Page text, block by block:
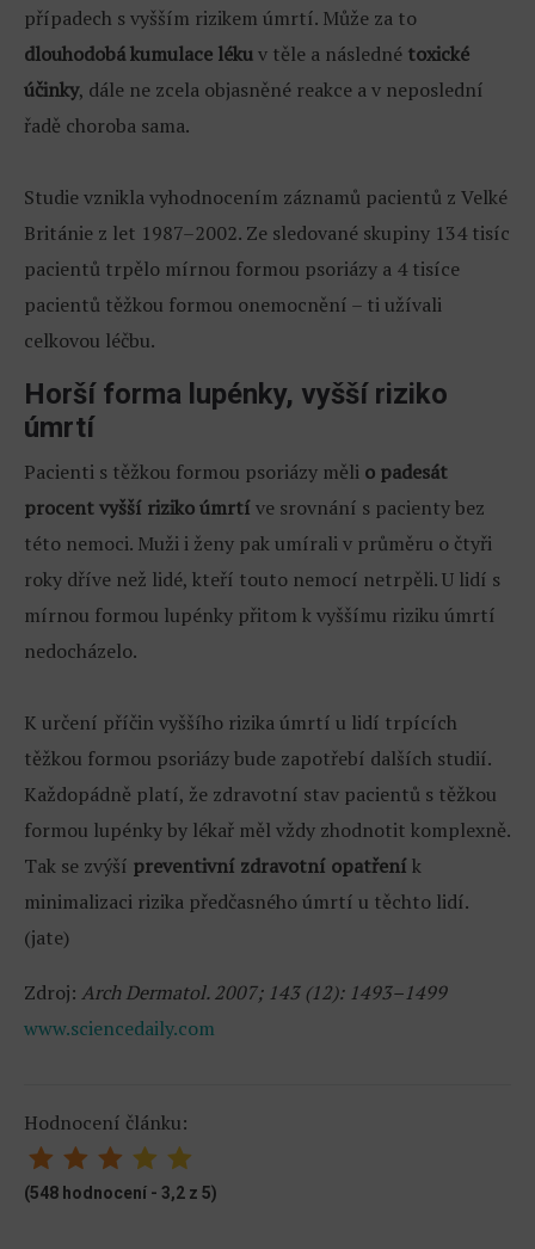
případech s vyšším rizikem úmrtí. Může za to
dlouhodobá kumulace lékuv těle a následné toxické
účinky, dále ne zcela objasněné reakce a v neposlední
řadě choroba sama.
Studie vznikla vyhodnocením záznamů pacientů z Velké
Británie z let 1987–2002. Ze sledované skupiny 134 tisíc
pacientů trpělo mírnou formou psoriázy a 4 tisíce
pacientů těžkou formou onemocnění – ti užívali
celkovou léčbu.
Horší forma lupénky, vyšší riziko
úmrtí
Pacienti s těžkou formou psoriázy měli o padesát
procent vyšší riziko úmrtíve srovnání s pacienty bez
této nemoci. Muži i ženy pak umírali v průměru o čtyři
roky dříve než lidé, kteří touto nemocí netrpěli. U lidí s
mírnou formou lupénky přitom k vyššímu riziku úmrtí
nedocházelo.
K určení příčin vyššího rizika úmrtí u lidí trpících
těžkou formou psoriázy bude zapotřebí dalších studií.
Každopádně platí, že zdravotní stav pacientů s těžkou
formou lupénky by lékař měl vždy zhodnotit komplexně.
Tak se zvýší preventivní zdravotní opatřeník
minimalizaci rizika předčasného úmrtí u těchto lidí.
(jate)
Zdroj: Arch Dermatol. 2007; 143 (12): 1493–1499
www.sciencedaily.com
Hodnocení článku:
(548 hodnocení - 3,2 z 5)